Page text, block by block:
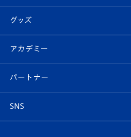
チケット
イベント
メディア
ホームタウン
エンブレム紹介
スタッフプロフィール
マスコット紹介
はじめての観戦ガイド
Revive Team
ヴィヴィくんの長崎おもてなしガイド
フォトギャラリー
スタジアムグルメ
チケット
V-LOVERS（ファンクラブ）
プレイヤーズスイート
グッズ
オンラインショップ
店舗情報
アカデミー
育成からのお知らせ
U-18
パートナー
SNS